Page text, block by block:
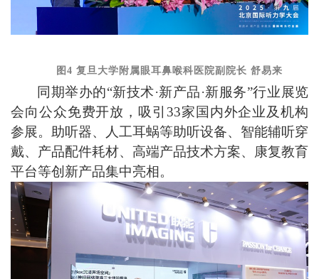
图4 复旦大学附属眼耳鼻喉科医院副院长 舒易来
同期举办的“新技术·新产品·新服务”行业展览
会向公众免费开放，吸引 33家国内外企业及机构
参展。助听器、人工耳蜗等助听设备、智能辅听穿
戴、产品配件耗材、高端产品技术方案、康复教育
平台等创新产品集中亮相。